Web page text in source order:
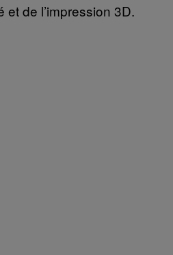
de l’impression 3D.